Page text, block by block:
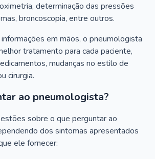
determinação das pressões
broncoscopia, entre outros.
em mãos, o pneumologista
tratamento para cada paciente,
mudanças no estilo de
cirurgia.
ao pneumologista?
sobre o que perguntar ao
dos sintomas apresentados
ele fornecer: